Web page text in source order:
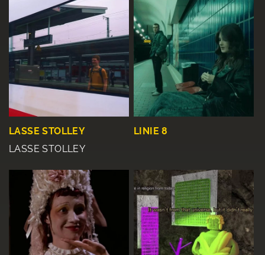
LASSE STOLLEY
LASSE STOLLEY
LINIE 8